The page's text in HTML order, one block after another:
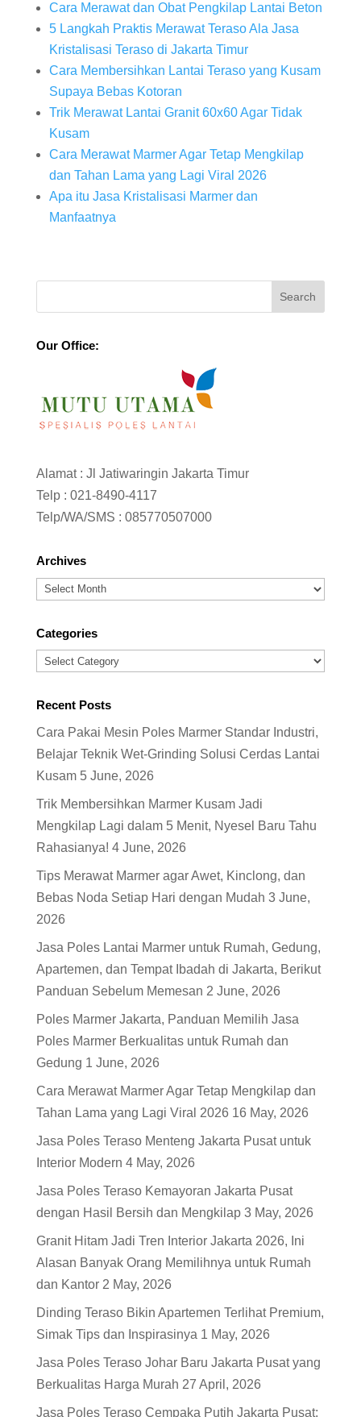
Cara Merawat dan Obat Pengkilap Lantai Beton
5 Langkah Praktis Merawat Teraso Ala Jasa
Kristalisasi Teraso di Jakarta Timur
Cara Membersihkan Lantai Teraso yang Kusam
Supaya Bebas Kotoran
Trik Merawat Lantai Granit 60x60 Agar Tidak
Kusam
Cara Merawat Marmer Agar Tetap Mengkilap
dan Tahan Lama yang Lagi Viral 2026
Apa itu Jasa Kristalisasi Marmer dan
Manfaatnya
Our Office:
Alamat : Jl Jatiwaringin Jakarta Timur
Telp : 021-8490-4117
Telp/WA/SMS : 085770507000
Archives
Archives
Categories
Categories
Recent Posts
Cara Pakai Mesin Poles Marmer Standar Industri,
Belajar Teknik Wet-Grinding Solusi Cerdas Lantai
Kusam 5 June, 2026
Trik Membersihkan Marmer Kusam Jadi
Mengkilap Lagi dalam 5 Menit, Nyesel Baru Tahu
Rahasianya! 4 June, 2026
Tips Merawat Marmer agar Awet, Kinclong, dan
Bebas Noda Setiap Hari dengan Mudah 3 June,
2026
Jasa Poles Lantai Marmer untuk Rumah, Gedung,
Apartemen, dan Tempat Ibadah di Jakarta, Berikut
Panduan Sebelum Memesan 2 June, 2026
Poles Marmer Jakarta, Panduan Memilih Jasa
Poles Marmer Berkualitas untuk Rumah dan
Gedung 1 June, 2026
Cara Merawat Marmer Agar Tetap Mengkilap dan
Tahan Lama yang Lagi Viral 2026 16 May, 2026
Jasa Poles Teraso Menteng Jakarta Pusat untuk
Interior Modern 4 May, 2026
Jasa Poles Teraso Kemayoran Jakarta Pusat
dengan Hasil Bersih dan Mengkilap 3 May, 2026
Granit Hitam Jadi Tren Interior Jakarta 2026, Ini
Alasan Banyak Orang Memilihnya untuk Rumah
dan Kantor 2 May, 2026
Dinding Teraso Bikin Apartemen Terlihat Premium,
Simak Tips dan Inspirasinya 1 May, 2026
Jasa Poles Teraso Johar Baru Jakarta Pusat yang
Berkualitas Harga Murah 27 April, 2026
Jasa Poles Teraso Cempaka Putih Jakarta Pusat: